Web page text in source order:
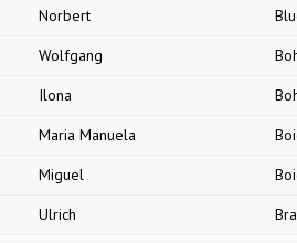
Norbert
Wolfgang
Ilona
Maria Manuela
Miguel
Ulrich